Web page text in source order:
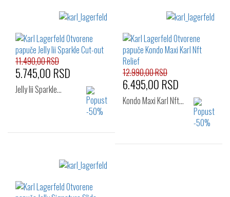
37
38
11.490,00 RSD
5.745,00 RSD
Jelly Iii Sparkle…
12.990,00 RSD
6.495,00 RSD
Kondo Maxi Karl Nft…